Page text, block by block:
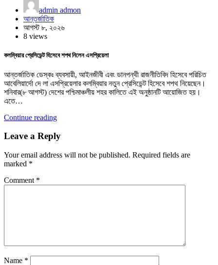
admin admon
আন্তর্জাতিক
আগস্ট ৮, ২০২৬
8 views
কলম্বিয়ার প্রেসিডেন্ট হিসেবে শপথ নিলেন এসপ্রিয়েলা
আন্তর্জাতিক ডেস্কঃ ব্যবসায়ী, আইনজীবী এবং ডানপন্থী রাজনীতিবিদ হিসেবে পরিচিত
আবেলিয়ার্দো দে লা এসপ্রিয়েলার কলম্বিয়ার নতুন প্রেসিডেন্ট হিসেবে শপথ নিয়েছেন।
শনিবার(৮ আগস্ট) দেশের পশ্চিমাঞ্চলীয় শহর কালিতে এই অনুষ্ঠানটি আয়োজিত হয়।
এতে…
Continue reading
Leave a Reply
Your email address will not be published. Required fields are
marked *
Comment *
Name *